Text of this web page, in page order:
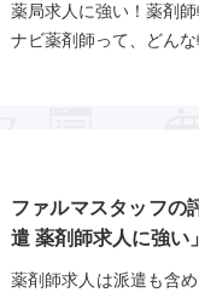
薬局求人に強い！薬剤
ナビ薬剤師って、どん
ファルマスタッフの
遣 薬剤師求人に強い
薬剤師求人は派遣も含